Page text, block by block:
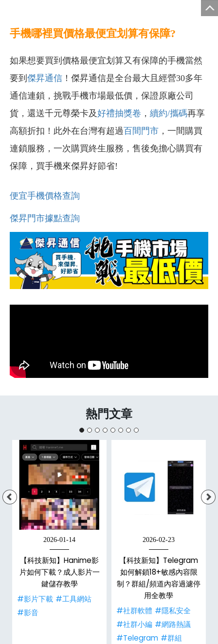
手機哪裡買價格最便宜划算有保障?
如果想要買到價格最便宜划算又有保障的手機當然
要到 傑昇通信 ！傑昇通信是全台最大且經營30多年
通信連鎖，挑戰手機市場最低價，保證原廠公司
貨，還送千元尊榮卡及好禮抽獎卷 ， 續約/攜碼再享
高額折扣！此外在台灣有超過百間門市 ，一間購買
連鎖服務，一次購買終生服務，售後免擔心購買有
保障，買手機來傑昇好節省!
便宜手機價格查詢
傑昇門市據點查詢
熱門文章
2026-01-14
【科技新知】Hanime影
片如何下載？成人影片一
鍵儲存教學
#影片下載 #工具網站
#影音
2026-02-23
【科技新知】Telegram
如何解鎖18+敏感內容限
制？群組/頻道內容過濾停
用全教學
#社群軟體 #隱私安全
#社群小編 #網路熱議
#Telegram #群組